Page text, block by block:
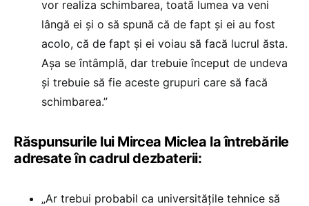
vor realiza schimbarea, toată lumea va veni
lângă ei și o să spună că de fapt și ei au fost
acolo, că de fapt și ei voiau să facă lucrul ăsta.
Așa se întâmplă, dar trebuie început de undeva
și trebuie să fie aceste grupuri care să facă
schimbarea.”
Răspunsurile lui Mircea Miclea la întrebările
adresate în cadrul dezbaterii:
„Ar trebui probabil ca universitățile tehnice să